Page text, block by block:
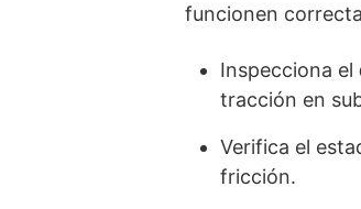
funcionen
Inspecciona el
tracción en
Verifica el
fricción.